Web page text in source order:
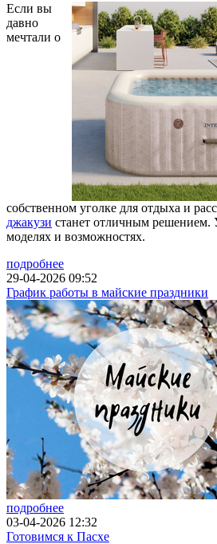
Если вы
давно
мечтали о
собственном уголке для отдыха и
джакузи станет отличным решением.
моделях и возможностях.
подробнее
29-04-2026 09:52
График работы в майские праздники
подробнее
03-04-2026 12:32
Готовимся к Пасхе